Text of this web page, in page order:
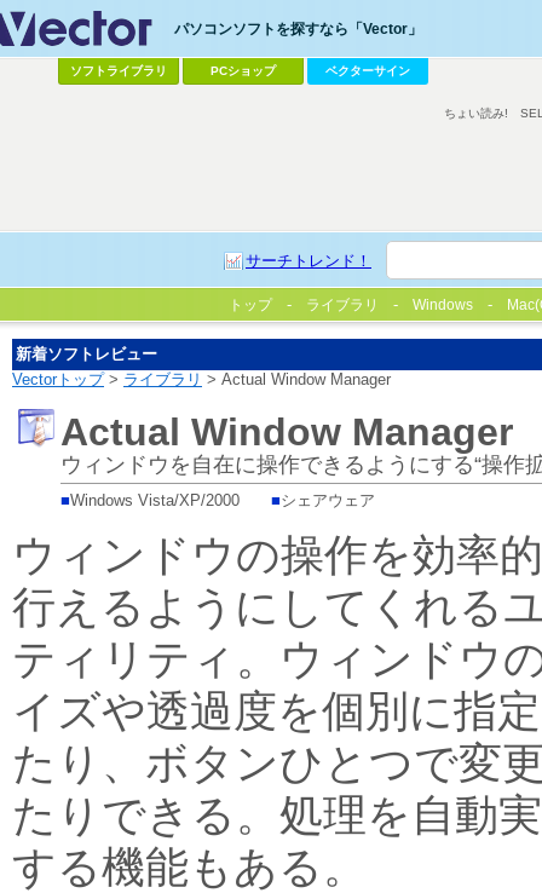
パソコンソフトを探すなら「Vector」
ソフトライブラリ PCショップ ベクターサイン
サーチトレンド！
ちょい読み!
トップ ライブラリ Windows
新着ソフトレビュー
Vectorトップ> ライブラリ > Actual Window Manager
Actual Window Manager
ウィンドウを自在に操作できるようにする“操作
■Windows Vista/XP/2000 ■シェアウェア
ウィンドウの操作を効率
行えるようにしてくれる
ティリティ。ウィンドウ
イズや透過度を個別に指
たり、ボタンひとつで変
たりできる。処理を自動
する機能もある。